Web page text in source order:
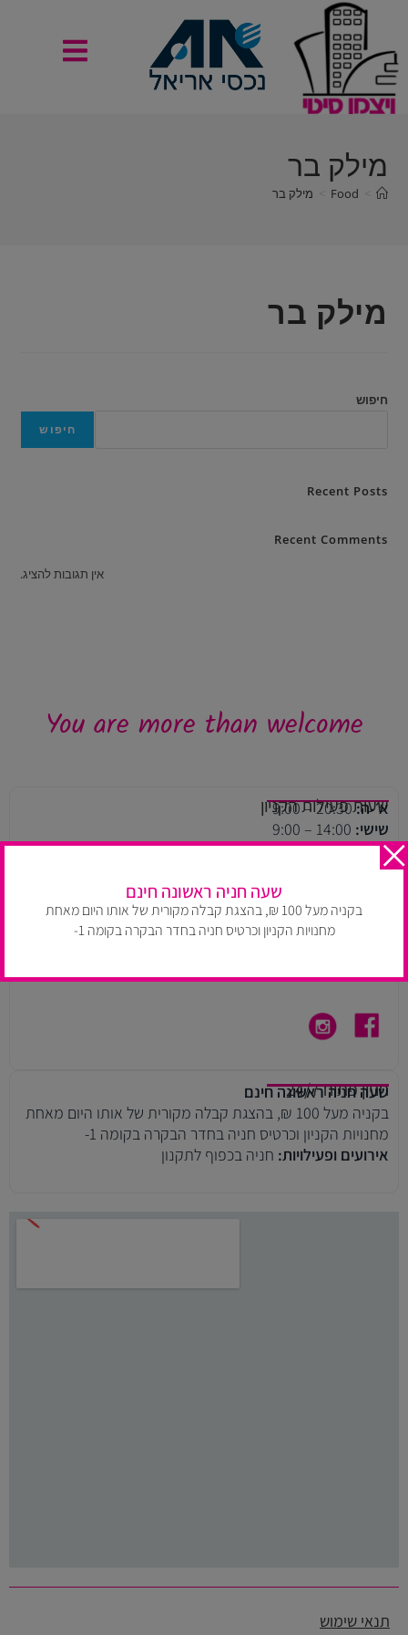
מילק בר
Food מילק בר
מילק בר
חיפוש
חיפוש
Recent Posts
Recent Comments
אין תגובות להציג.
You are more than welcome
שעות פעילות הקניון
א׳-ה:20:30 – 9:00
שישי:
שעות הפעילות עלולות להשתנות בהתאם למדיניות החנות. יש
להתעדכן בעמוד חנויות הקניון.
רחוב ויצמן 14, תל אביב03-609-5257
חניון פתוח 24/7
שעה חניה ראשונה חינם
בקניה מעל 100 ₪, בהצגת קבלה מקורית של אותו היום מאחת
מחנויות הקניון וכרטיס חניה בחדר הבקרה בקומה 1-
אירועים ופעילויות: חניה בכפוף לתקנון
תנאי שימוש
שעה חניה ראשונה חינם
בקניה מעל 100 ₪, בהצגת קבלה מקורית של אותו היום מאחת
מחנויות הקניון וכרטיס חניה בחדר הבקרה בקומה 1-